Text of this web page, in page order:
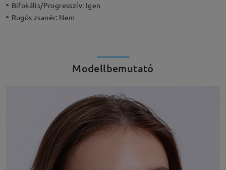
Bifokális/Progresszív: Igen
Rugós zsanér: Nem
Modellbemutató